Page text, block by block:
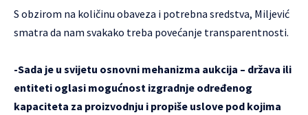
S obzirom na količinu obaveza i potrebna sredstva, Miljević
smatra da nam svakako treba povećanje transparentnosti.
-Sada je u svijetu osnovni mehanizma aukcija – država ili
entiteti oglasi mogućnost izgradnje određenog
kapaciteta za proizvodnju i propiše uslove pod kojima